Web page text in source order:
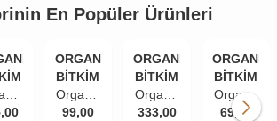
En Popüler Ürünleri
ORGANİK
BİTKİM
Organik
Bitkim
99,00
ORGANİK
BİTKİM
Organik
Bitkim
333,00
ORGANİK
BİTKİM
Organik
Bitkim
69,00